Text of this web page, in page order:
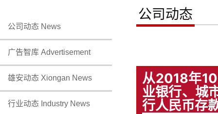
公司动态 News
广告智库 Advertisement
雄安动态 Xiongan News
行业动态 Industry News
公司动态
从2018年
业银行、城
行人民币存